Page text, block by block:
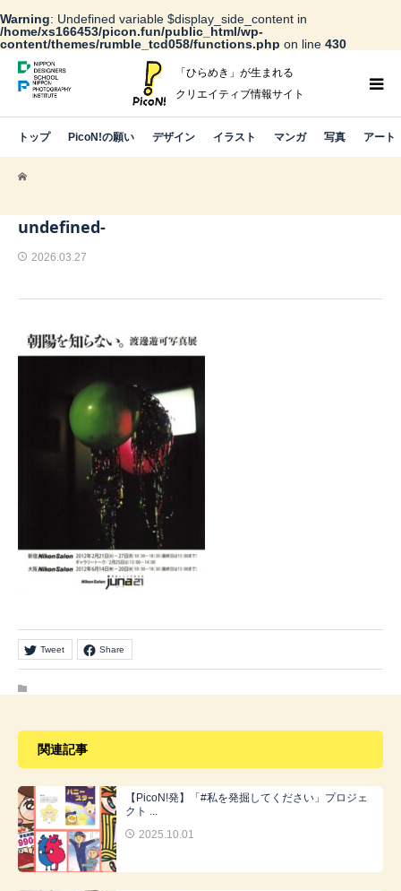
Warning: Undefined variable $display_side_content in
/home/xs166453/picon.fun/public_html/wp-
content/themes/rumble_tcd058/functions.php on line 430
「ひらめき」が生まれる
クリエイティブ情報サイト
トップ PicoN!の願い デザイン イラスト マンガ 写真 アート
undefined-
2026.03.27
Tweet Share
関連記事
【PicoN!発】「#私を発掘してください」プロジェ
クト ...
2025.10.01